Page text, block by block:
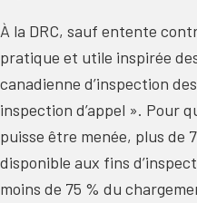
À la DRC, sauf entente
pratique et utile inspirée
canadienne d’inspection
inspection d’appel ». Pour
puisse être menée, plus de
disponible aux fins
moins de 75 % du